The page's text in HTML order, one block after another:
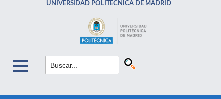
UNIVERSIDAD POLITÉCNICA DE MADRID